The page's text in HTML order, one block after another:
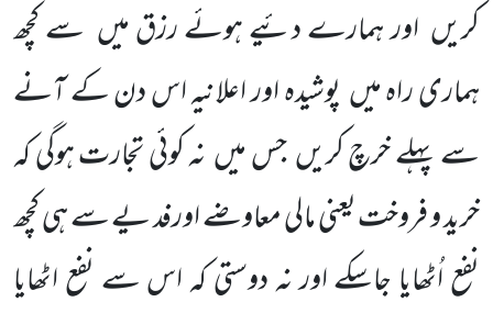
کریں اور ہمارے دئیے ہوئے رزق میں سے کچھ
ہماری راہ میںپوشیدہ اور اعلانیہ اس دن کے آنے
سے پہلے خرچ کریںجس میںنہ کوئی تجارت ہوگی کہ
خرید و فروخت یعنی مالی معاوضے اورفد یے سے ہی کچھ
نفع اُٹھایا جاسکے اور نہ دوستی کہ اس سے نفع اٹھایا